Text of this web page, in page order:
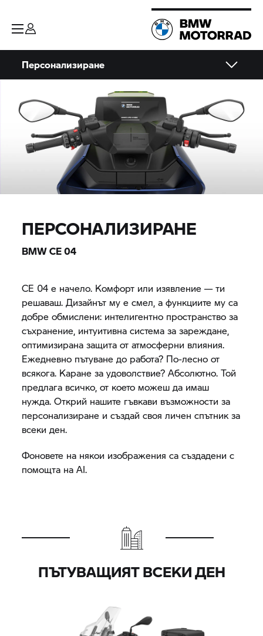
Персонализиране
ПЕРСОНАЛИЗИРАНЕ
BMW CE 04
CE 04 е начело. Комфорт или изявление — ти
решаваш. Дизайнът му е смел, а функциите му са
добре обмислени: интелигентно пространство за
съхранение, интуитивна система за зареждане,
оптимизирана защита от атмосферни влияния.
Ежедневно пътуване до работа? По-лесно от
всякога. Каране за удоволствие? Абсолютно. Той
предлага всичко, от което можеш да имаш
нужда. Открий нашите гъвкави възможности за
персонализиране и създай своя личен спътник за
всеки ден.
Фоновете на някои изображения са създадени с
помощта на AI.
ПЪТУВАЩИЯТ ВСЕКИ ДЕН